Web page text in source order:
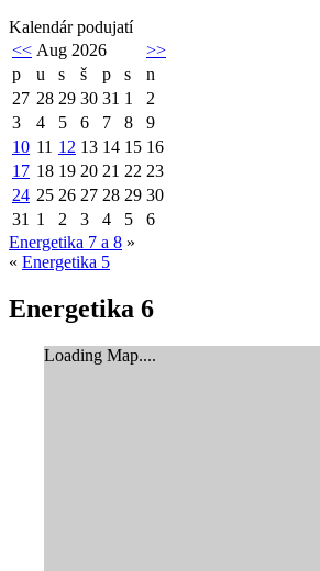
Kalendár podujatí
<< Aug 2026
>>
p
u s š p s
n
27 28 29 30 31 1
2
3
4 5 6 7 8
9
10 11 12 13 14 15 16
17 18 19 20 21 22 23
24 25 26 27 28 29 30
31 1 2 3 4 5
6
Energetika 7 a 8 »
« Energetika 5
Energetika 6
Loading Map....